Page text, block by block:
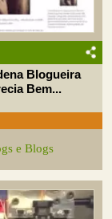
Blogueira
Bem...
e Blogs